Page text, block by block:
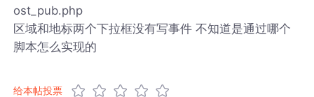
ost_pub.php
区域和地标两个下拉框没有写事件 不知道是通过哪个
脚本怎么实现的
给本帖投票